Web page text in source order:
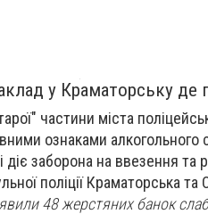
у Краматорську де
частини міста
ознаками алкогольного
заборона на ввезення та
поліції Краматорська та
48 жерстяних банок